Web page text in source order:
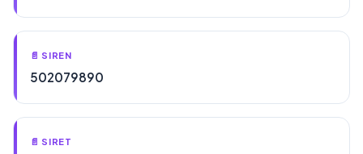
📄 SIREN
502079890
📄 SIRET